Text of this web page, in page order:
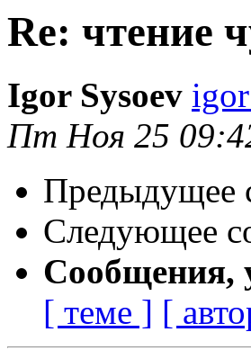
Re: чтение
Igor Sysoev
Пт Ноя 25
Предыдущее
Следующее
Сообщения,
[ теме ] [